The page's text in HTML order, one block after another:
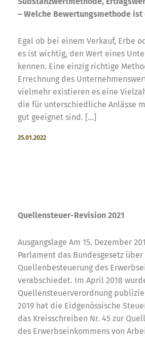
– Welche Bewertungsmethode
Egal ob bei einem Verkauf, Erbe
es ist wichtig, den Wert eines
kennen. Eine einzig richtige
Errechnung des
vielmehr existieren es eine
die für unterschiedliche Anlässe
gut geeignet sind. [...]
25.01.2022
Quellensteuer-Revision 2021
Ausgangslage Am 15. Dezember
Parlament das Bundesgesetz
Quellenbesteuerung des
verabschiedet. Im April 2018
Quellensteuerverordnung
2019 hat die Eidgenössische
das Kreisschreiben Nr. 45 zur
des Erwerbseinkommens von